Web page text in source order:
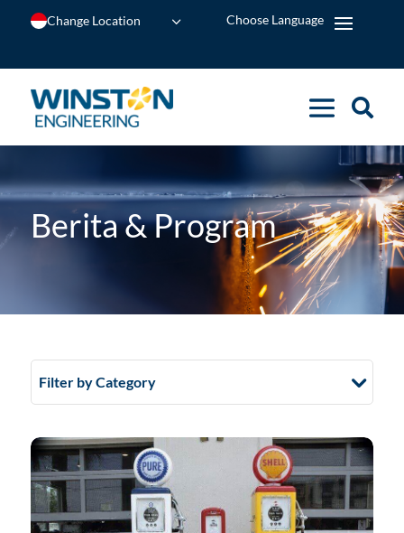
Change Location
Berita & Program
Filter by Category